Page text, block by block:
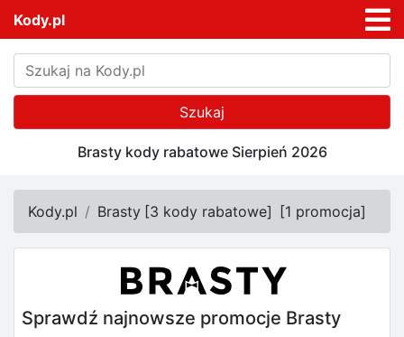
Kody.pl
Szukaj
Brasty kody rabatowe Sierpień 2026
Kody.pl Brasty [3 kody rabatowe] [1 promocja]
Sprawdź najnowsze promocje Brasty